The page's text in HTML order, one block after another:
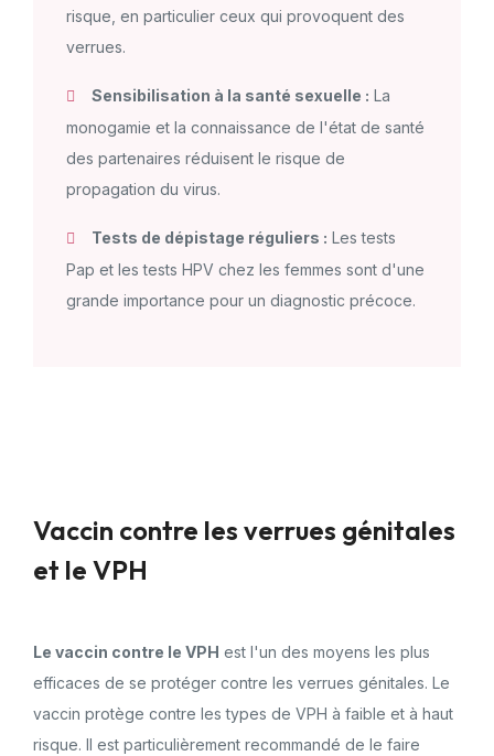
risque, en particulier ceux qui provoquent des
verrues.
Sensibilisation à la santé sexuelle : La
monogamie et la connaissance de l'état de santé
des partenaires réduisent le risque de
propagation du virus.
Tests de dépistage réguliers : Les tests
Pap et les tests HPV chez les femmes sont d'une
grande importance pour un diagnostic précoce.
Vaccin contre les verrues génitales
et le VPH
Le vaccin contre le VPH est l'un des moyens les plus
efficaces de se protéger contre les verrues génitales. Le
vaccin protège contre les types de VPH à faible et à haut
risque. Il est particulièrement recommandé de le faire